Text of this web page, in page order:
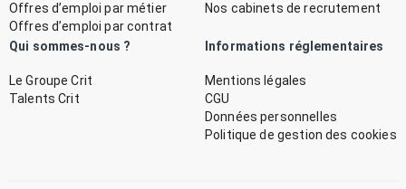
Offres d’emploi par métier
Offres d’emploi par contrat
Nos cabinets de recrutement
Qui sommes-nous ?
Le Groupe Crit
Talents Crit
Informations réglementaires
Mentions légales
CGU
Données personnelles
Politique de gestion des cookies